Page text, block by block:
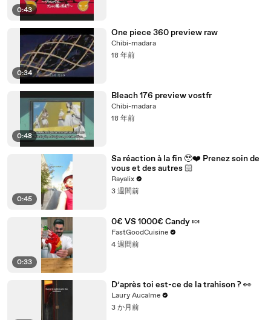
0:43
0:34
One piece 360 preview raw
Chibi-madara
18 年前
0:48
Bleach 176 preview vostfr
Chibi-madara
18 年前
0:45
Sa réaction à la fin 🥹❤️‍ Prenez soin de
vous et des autres 🏻
Rayalix
3 週間前
0:33
0€ VS 1000€ Candy 🍬
FastGoodCuisine
4 週間前
D’après toi est-ce de la trahison ? 👀
Laury Aucalme
3 か月前